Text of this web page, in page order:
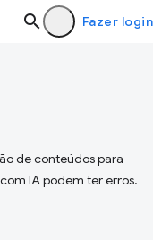
Fazer login
de conteúdos para
IA podem ter erros.